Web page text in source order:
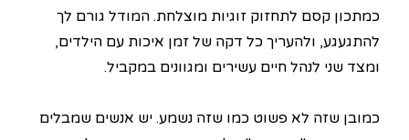
כמתכון קסם לתחזוק זוגיות מוצלחת. המודל גורם לך
להתגעגע, ולהעריך כל דקה של זמן איכות עם הילדים,
ומצד שני לנהל חיים עשירים ומגוונים במקביל.
כמובן שזה לא פשוט כמו שזה נשמע. יש אנשים שמבלים